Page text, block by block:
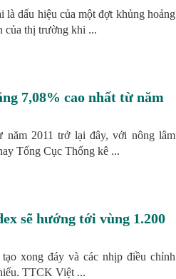
dấu hiệu của một đợt khủng hoảng
của thị trường khi ...
7,08% cao nhất từ năm
2011 trở lại đây, với nông lâm
Tổng Cục Thống kê ...
sẽ hướng tới vùng 1.200
xong đáy và các nhịp điều chỉnh
TTCK Việt ...